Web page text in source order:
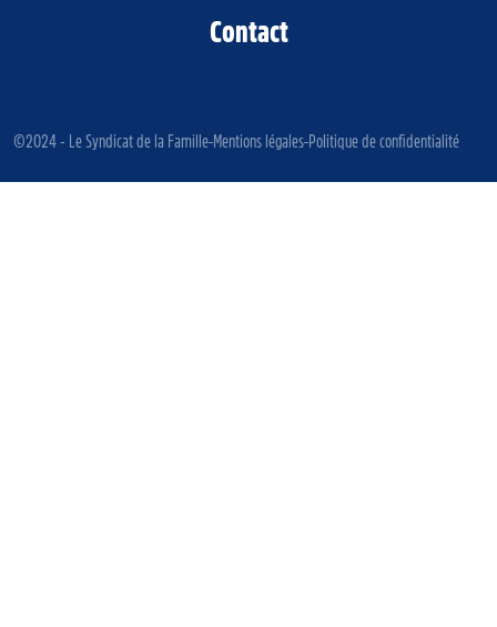
Contact
©2024 - Le Syndicat de la Famille Mentions légales Politique de confidentialité